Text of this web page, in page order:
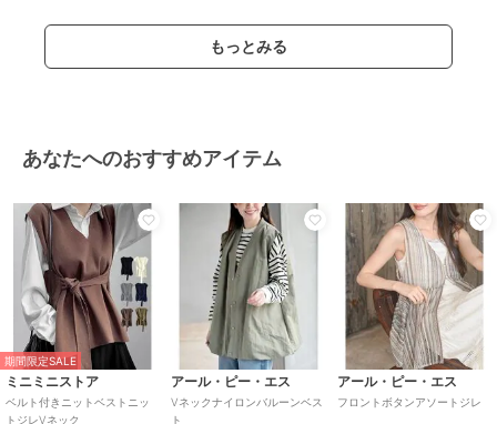
もっとみる
あなたへのおすすめアイテム
期間限定SALE
ミニミニストア
ベルト付きニットベストニッ
トジレVネック
アール・ピー・エス
Vネックナイロンバルーンベス
ト
アール・ピー・エス
フロントボタンアソートジレ